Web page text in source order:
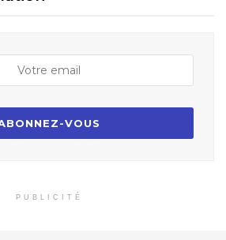
PUBLICITÉ